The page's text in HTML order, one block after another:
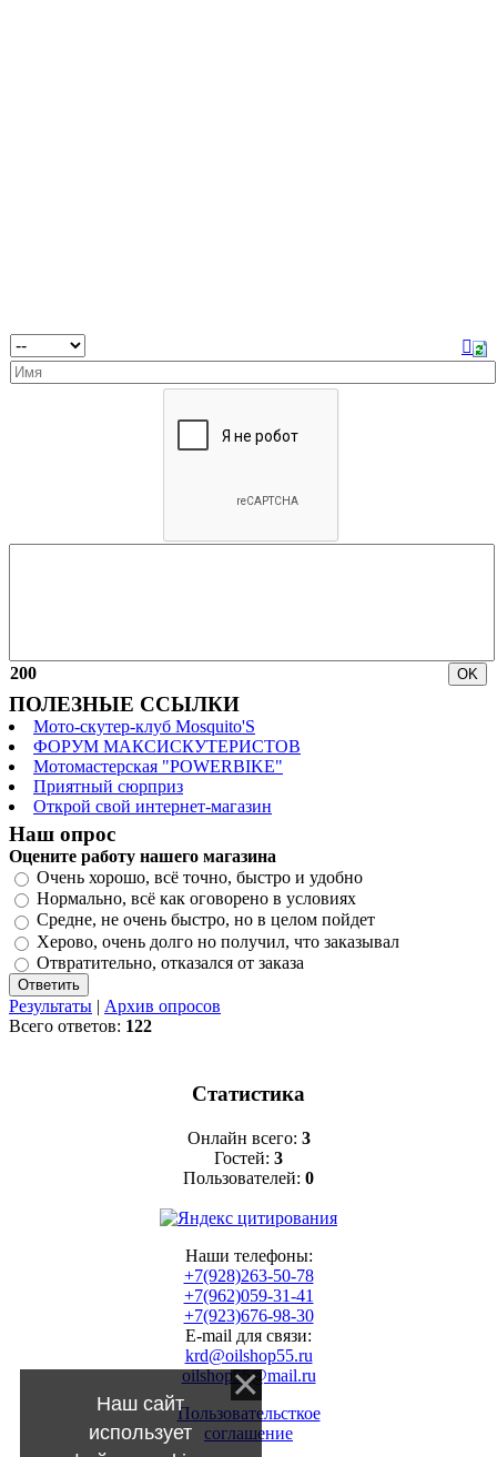
200
ПОЛЕЗНЫЕ ССЫЛКИ
Мото-скутер-клуб Mosquito'S
ФОРУМ МАКСИСКУТЕРИСТОВ
Мотомастерская "POWERBIKE"
Приятный сюрприз
Открой свой интернет-магазин
Наш опрос
Оцените работу нашего магазина
Очень хорошо, всё точно, быстро и удобно
Нормально, всё как оговорено в условиях
Средне, не очень быстро, но в целом пойдет
Херово, очень долго но получил, что заказывал
Отвратительно, отказался от заказа
Результаты | Архив опросов
Всего ответов: 122
Статистика
Онлайн всего: 3
Гостей: 3
Пользователей: 0
Наши телефоны:
+7(928)263-50-78
+7(962)059-31-41
+7(923)676-98-30
E-mail для связи:
krd@oilshop55.ru
oilshop55@mail.ru
Пользовательсткое
соглашение
Наш сайт
использует